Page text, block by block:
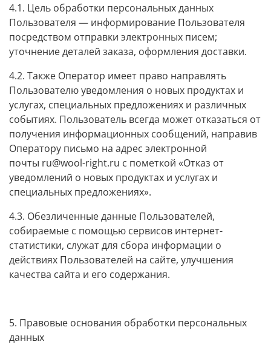
4.1. Цель обработки персональных данных
Пользователя — информирование Пользователя
посредством отправки электронных писем;
уточнение деталей заказа, оформления доставки.
4.2. Также Оператор имеет право направлять
Пользователю уведомления о новых продуктах и
услугах, специальных предложениях и различных
событиях. Пользователь всегда может отказаться от
получения информационных сообщений, направив
Оператору письмо на адрес электронной
почты ru@wool-right.ru с пометкой «Отказ от
уведомлений о новых продуктах и услугах и
специальных предложениях».
4.3. Обезличенные данные Пользователей,
собираемые с помощью сервисов интернет-
статистики, служат для сбора информации о
действиях Пользователей на сайте, улучшения
качества сайта и его содержания.
5. Правовые основания обработки персональных
данных